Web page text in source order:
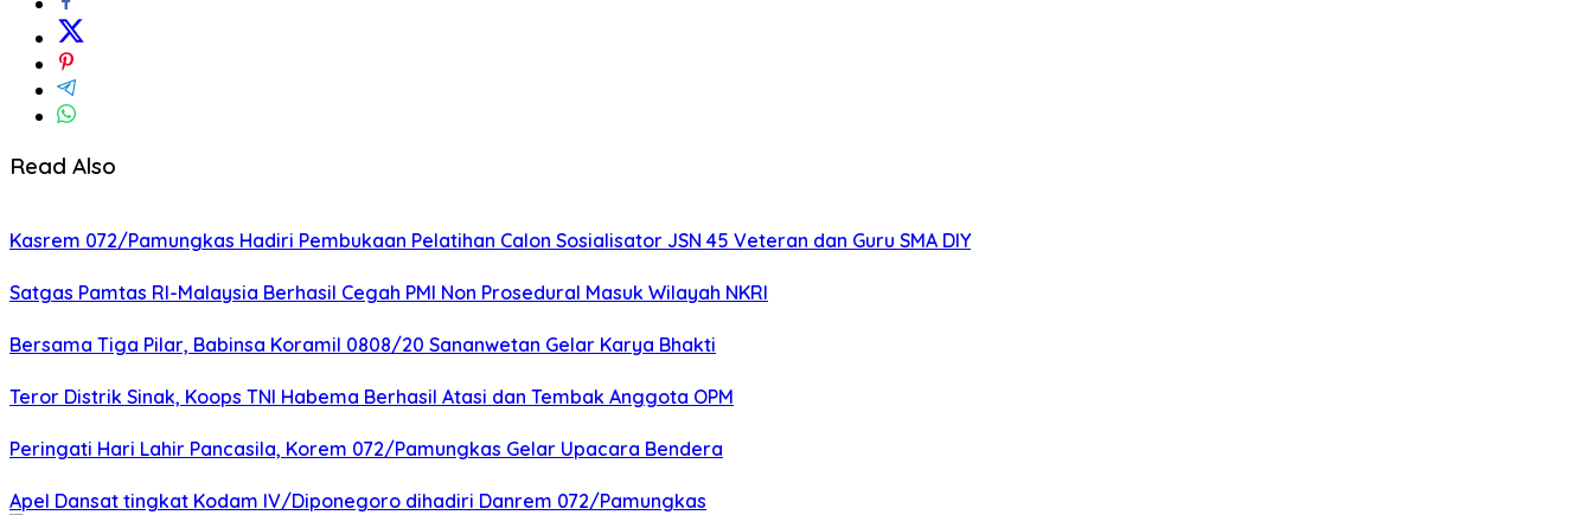
Read Also
Kasrem 072/Pamungkas Hadiri Pembukaan Pelatihan Calon Sosialisator JSN 45 Veteran dan Guru SMA DIY
Satgas Pamtas RI-Malaysia Berhasil Cegah PMI Non Prosedural Masuk Wilayah NKRI
Bersama Tiga Pilar, Babinsa Koramil 0808/20 Sananwetan Gelar Karya Bhakti
Teror Distrik Sinak, Koops TNI Habema Berhasil Atasi dan Tembak Anggota OPM
Peringati Hari Lahir Pancasila, Korem 072/Pamungkas Gelar Upacara Bendera
Apel Dansat tingkat Kodam lV/Diponegoro dihadiri Danrem 072/Pamungkas